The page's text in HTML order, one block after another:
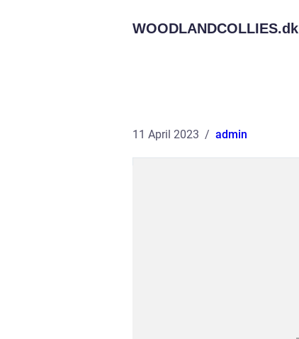
WOODLANDCOLLIES.dk
11 April 2023 admin